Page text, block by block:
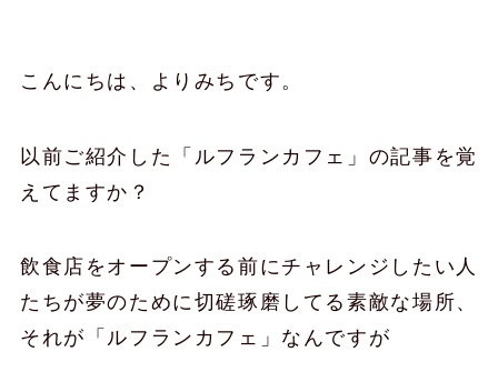
こんにちは、よりみちです。
以前ご紹介した「ルフランカフェ」の記事を覚
えてますか？
飲食店をオープンする前にチャレンジしたい人
たちが夢のために切磋琢磨してる素敵な場所、
それが「ルフランカフェ」なんですが